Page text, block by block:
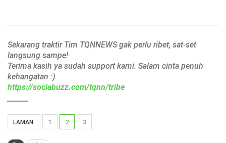
Sekarang traktir Tim TQNNEWS gak perlu ribet, sat-set
langsung sampe!
Terima kasih ya sudah support kami. Salam cinta penuh
kehangatan :)
https://sociabuzz.com/tqnn/tribe
LAMAN: 1 2 3